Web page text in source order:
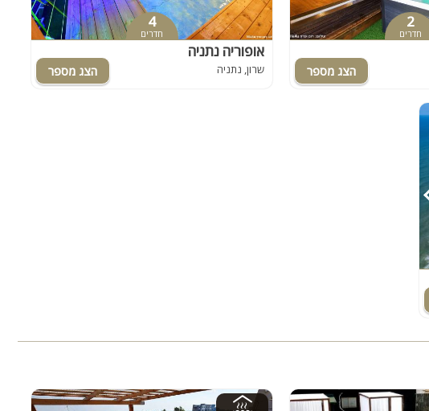
2
חדרים
4
חדרים
אופוריה נתניה
שרון, נתניה